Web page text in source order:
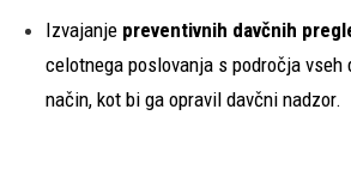
Izvajanje preventivnih davčnih
celotnega poslovanja s področja vseh
način, kot bi ga opravil davčni nadzor.